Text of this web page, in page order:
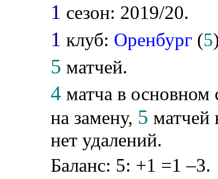
1 сезон: 2019/20.
1 клуб: Оренбург (5
5 матчей.
4 матча в основном
на замену, 5 матчей
нет удалений.
Баланс: 5: +1 =1 –3.